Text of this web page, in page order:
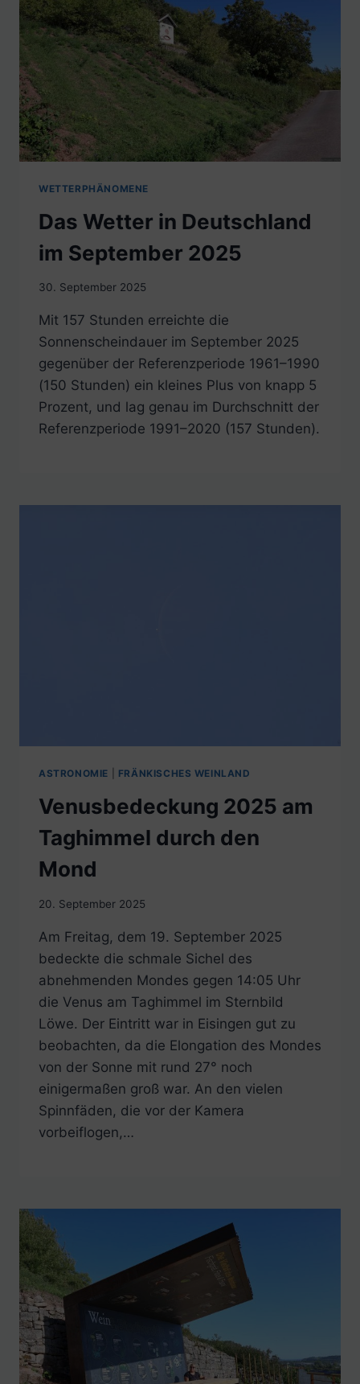
WETTERPHÄNOMENE
Das Wetter in Deutschland
im September 2025
30. September 2025
Mit 157 Stunden erreichte die
Sonnenscheindauer im September 2025
gegenüber der Referenzperiode 1961–1990
(150 Stunden) ein kleines Plus von knapp 5
Prozent, und lag genau im Durchschnitt der
Referenzperiode 1991–2020 (157 Stunden).
ASTRONOMIE FRÄNKISCHES WEINLAND
Venusbedeckung 2025 am
Taghimmel durch den
Mond
20. September 2025
Am Freitag, dem 19. September 2025
bedeckte die schmale Sichel des
abnehmenden Mondes gegen 14:05 Uhr
die Venus am Taghimmel im Sternbild
Löwe. Der Eintritt war in Eisingen gut zu
beobachten, da die Elongation des Mondes
von der Sonne mit rund 27° noch
einigermaßen groß war. An den vielen
Spinnfäden, die vor der Kamera
vorbeiflogen,…